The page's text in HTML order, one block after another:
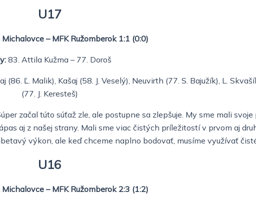
U17
– MFK Ružomberok 1:1 (0:0)
83. Attila Kužma – 77. Doroš
Ľ. Malik), Kašaj (58. J. Veselý), Neuvirth (77. S. Bajužík), L.
(77. J. Keresteš)
začal túto súťaž zle, ale postupne sa zlepšuje. My sme mali
aj z našej strany. Mali sme viac čistých príležitostí v prvom aj
výkon, ale keď chceme naplno bodovať, musíme využívať
U16
– MFK Ružomberok 2:3 (1:2)